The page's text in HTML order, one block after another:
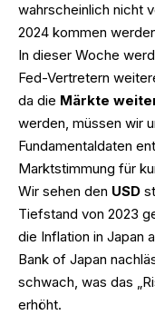
wahrscheinlich nicht
2024 kommen
In dieser Woche
Fed-Vertretern
da die Märkte
werden, müssen wir
Fundamentaldaten
Marktstimmung für
Wir sehen den USD
Tiefstand von 2023
die Inflation in Japan
Bank of Japan
schwach, was das
erhöht.